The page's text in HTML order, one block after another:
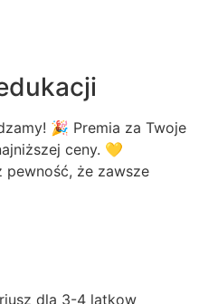
🎉 Premia za Twoje
ceny. 💛
pewność, że zawsze